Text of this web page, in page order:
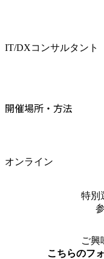
IT/DXコンサルタント
開催場所・方法
オンライン
特別
ご興
こちらのフ